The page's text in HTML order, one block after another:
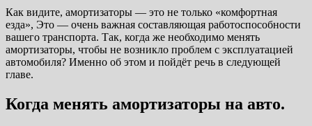
Как видите, амортизаторы — это не только «комфортная
езда», Это — очень важная составляющая работоспособности
вашего транспорта. Так, когда же необходимо менять
амортизаторы, чтобы не возникло проблем с эксплуатацией
автомобиля? Именно об этом и пойдёт речь в следующей
главе.
Когда менять амортизаторы на авто.